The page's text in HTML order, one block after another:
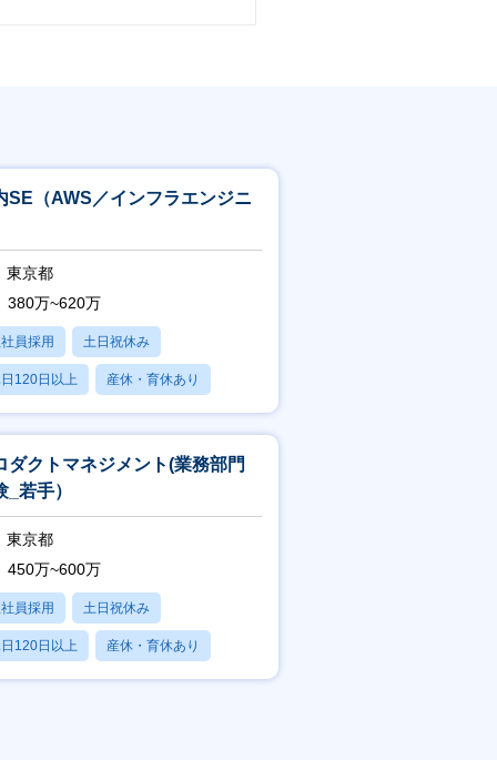
SE（AWS／インフラエンジニ
東京都
380万~620万
員採用 土日祝休み
120日以上 産休・育休あり
業20時間以内
ダクトマネジメント(業務部門
_若手）
東京都
450万~600万
員採用 土日祝休み
120日以上 産休・育休あり
業20時間以内